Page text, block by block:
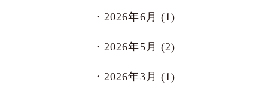
2026年6月 (1)
2026年5月 (2)
2026年3月 (1)